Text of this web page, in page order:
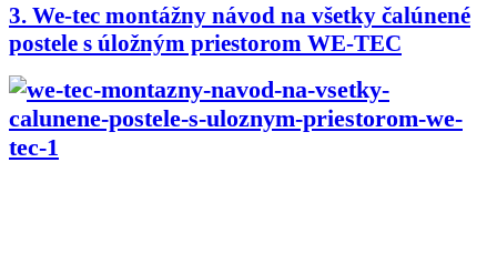
3. We-tec montážny návod na všetky čalúnené
postele s úložným priestorom WE-TEC